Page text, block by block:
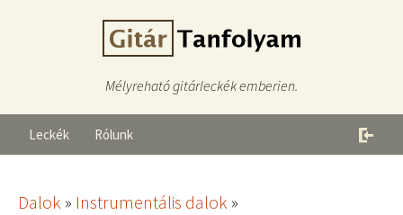
Mélyreható gitárleckék emberien.
Leckék Rólunk
Dalok » Instrumentális dalok »